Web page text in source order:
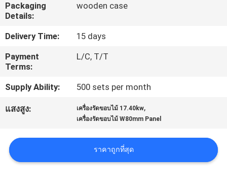
โรงงาน
ควบคุม
ติดต่อ
เรา
Packaging
Details:
wooden case
Delivery Time:
15 days
Payment
Terms:
L/C, T/T
Supply Ability: 500 sets per month
แสงสูง: เครื่องรัดขอบไม้ 17.40kw,
เครื่องรัดขอบไม้ W80mm Panel
ราคาถูกที่สุด